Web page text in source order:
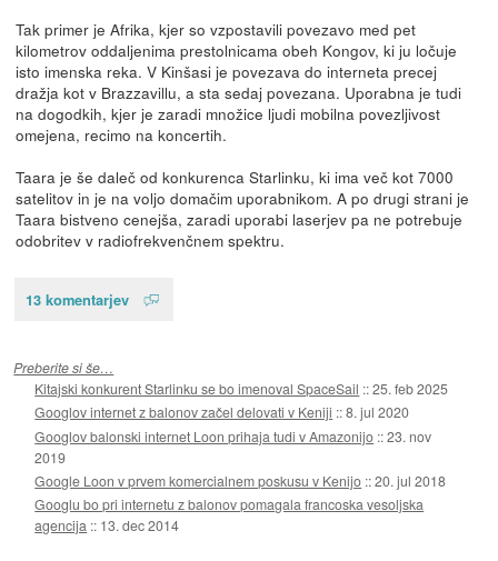
Tak primer je Afrika, kjer so vzpostavili povezavo med pet
kilometrov oddaljenima prestolnicama obeh Kongov, ki ju ločuje
isto imenska reka. V Kinšasi je povezava do interneta precej
dražja kot v Brazzavillu, a sta sedaj povezana. Uporabna je tudi
na dogodkih, kjer je zaradi množice ljudi mobilna povezljivost
omejena, recimo na koncertih.
Taara je še daleč od konkurenca Starlinku, ki ima več kot 7000
satelitov in je na voljo domačim uporabnikom. A po drugi strani je
Taara bistveno cenejša, zaradi uporabi laserjev pa ne potrebuje
odobritev v radiofrekvenčnem spektru.
13 komentarjev
Preberite si še…
Kitajski konkurent Starlinku se bo imenoval SpaceSail ::25. feb 2025
Googlov internet z balonov začel delovati v Keniji ::8. jul 2020
Googlov balonski internet Loon prihaja tudi v Amazonijo ::23. nov
2019
Google Loon v prvem komercialnem poskusu v Kenijo ::20. jul 2018
Googlu bo pri internetu z balonov pomagala francoska vesoljska
agencija :: 13. dec 2014